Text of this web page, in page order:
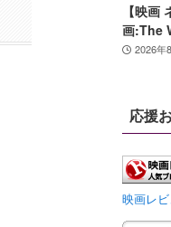
【映画
画:The
2026年
応援
映画レ